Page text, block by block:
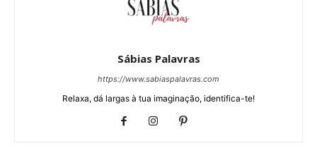
Sábias Palavras
https://www.sabiaspalavras.com
Relaxa, dá largas à tua imaginação, identifica-te!